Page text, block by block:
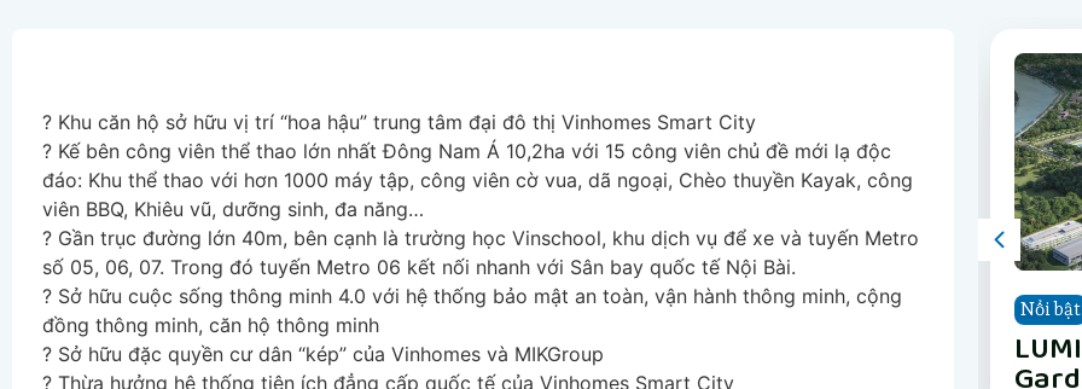
? Khu căn hộ sở hữu vị trí “hoa hậu” trung tâm đại đô thị Vinhomes Smart City
? Kế bên công viên thể thao lớn nhất Đông Nam Á 10,2ha với 15 công viên chủ đề mới lạ độc
đáo: Khu thể thao với hơn 1000 máy tập, công viên cờ vua, dã ngoại, Chèo thuyền Kayak, công
viên BBQ, Khiêu vũ, dưỡng sinh, đa năng…
? Gần trục đường lớn 40m, bên cạnh là trường học Vinschool, khu dịch vụ để xe và tuyến Metro
số 05, 06, 07. Trong đó tuyến Metro 06 kết nối nhanh với Sân bay quốc tế Nội Bài.
? Sở hữu cuộc sống thông minh 4.0 với hệ thống bảo mật an toàn, vận hành thông minh, cộng
đồng thông minh, căn hộ thông minh
? Sở hữu đặc quyền cư dân “kép” của Vinhomes và MIKGroup
? Thừa hưởng hệ thống tiện ích đẳng cấp quốc tế của Vinhomes Smart City
Nổi bật
Nổi bật
The
Nổi bật
Nổi bật
Nổi bật
Nổi bật
Nổi bật
Nổi bật
The